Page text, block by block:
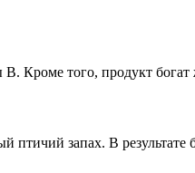
Кроме того, продукт
птичий запах. В результате